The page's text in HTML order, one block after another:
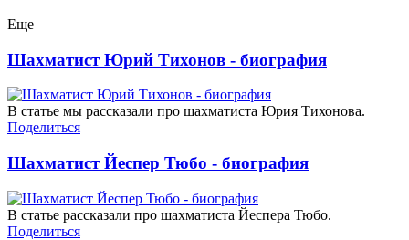
Еще
Шахматист Юрий Тихонов - биография
В статье мы рассказали про шахматиста Юрия Тихонова.
Поделиться
Шахматист Йеспер Тюбо - биография
В статье рассказали про шахматиста Йеспера Тюбо.
Поделиться